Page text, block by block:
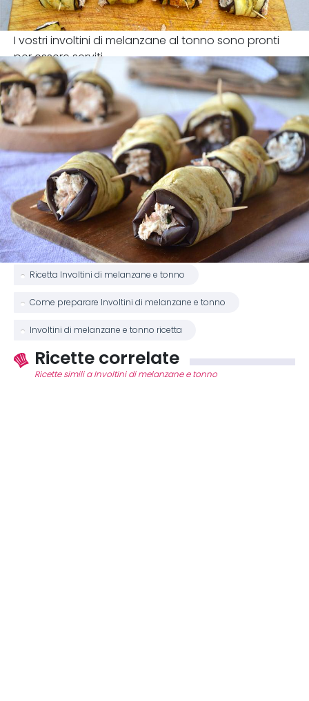
I vostri involtini di melanzane al tonno sono pronti
per essere serviti.
Ricetta Involtini di melanzane e tonno
Come preparare Involtini di melanzane e tonno
Involtini di melanzane e tonno ricetta
Ricette correlate
Ricette simili a Involtini di melanzane e tonno